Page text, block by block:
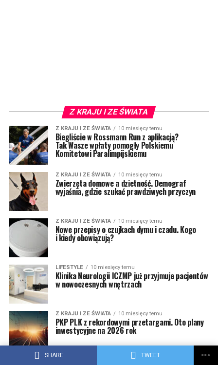
SHARE TWEET
Z KRAJU I ZE ŚWIATA
Z KRAJU I ZE ŚWIATA 10 miesięcy temu
Biegliście w Rossmann Run z aplikacją?
Tak Wasze wpłaty pomogły Polskiemu
Komitetowi Paralimpijskiemu
Z KRAJU I ZE ŚWIATA 10 miesięcy temu
Zwierzęta domowe a dzietność. Demograf
wyjaśnia, gdzie szukać prawdziwych przyczyn
Z KRAJU I ZE ŚWIATA 10 miesięcy temu
Nowe przepisy o czujkach dymu i czadu. Kogo
i kiedy obowiązują?
LIFESTYLE 10 miesięcy temu
Klinika Neurologii ICZMP już przyjmuje pacjentów
w nowoczesnych wnętrzach
Z KRAJU I ZE ŚWIATA 10 miesięcy temu
PKP PLK z rekordowymi przetargami. Oto plany
inwestycyjne na 2026 rok